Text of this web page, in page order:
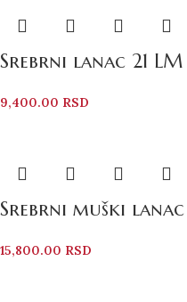
Srebrni lanac 21
9,400.00 RSD
Srebrni muški lanac
15,800.00 RSD